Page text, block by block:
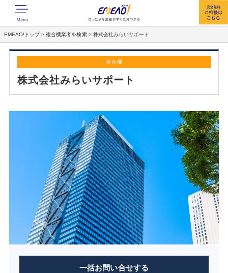
EMEAO!トップ >複合機業者を検索 > 株式会社みらいサポート
複合機
株式会社みらいサポート
一括お問い合せする